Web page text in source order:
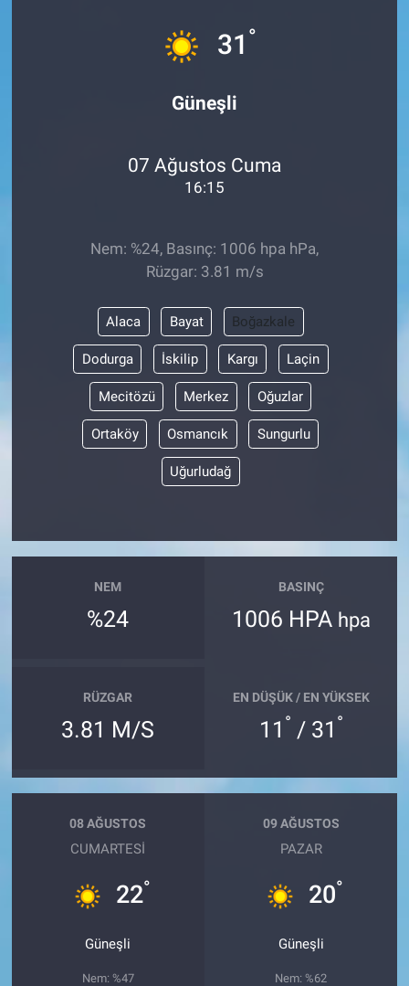
31 °
Güneşli
07 Ağustos Cuma
16:15
Nem: %24, Basınç: 1006 hpa hPa,
Rüzgar: 3.81 m/s
Alaca Bayat Boğazkale
Dodurga İskilip Kargı Laçin
Mecitözü Merkez Oğuzlar
Ortaköy Osmancık Sungurlu
Uğurludağ
NEM
%24
BASINÇ
1006 HPA hpa
RÜZGAR
3.81 M/S
EN DÜŞÜK / EN YÜKSEK
11 ° / 31 °
08 AĞUSTOS
CUMARTESI
22°
Güneşli
Nem: %47
09 AĞUSTOS
PAZAR
20°
Güneşli
Nem: %62